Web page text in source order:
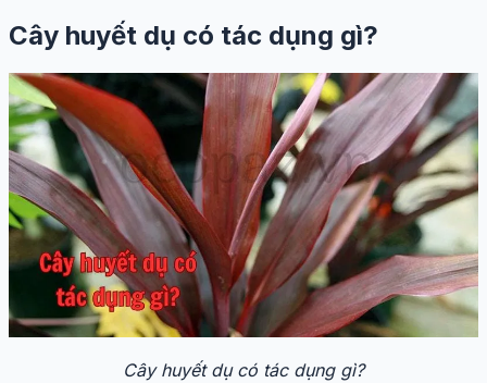
Cây huyết dụ có tác dụng gì?
Cây huyết dụ có tác dụng gì?